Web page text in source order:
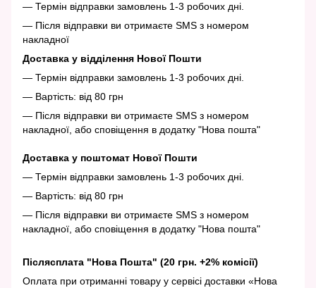
— Термін відправки замовлень 1-3 робочих дні.
— Після відправки ви отримаєте SMS з номером
накладної
Доставка у відділення Нової Пошти
— Термін відправки замовлень 1-3 робочих дні.
— Вартість: від 80 грн
— Після відправки ви отримаєте SMS з номером
накладної, або сповіщення в додатку "Нова пошта"
Доставка у поштомат Нової Пошти
— Термін відправки замовлень 1-3 робочих дні.
— Вартість: від 80 грн
— Після відправки ви отримаєте SMS з номером
накладної, або сповіщення в додатку "Нова пошта"
Післясплата "Нова Пошта" (20 грн. +2% комісії)
Оплата при отриманні товару у сервісі доставки «Нова